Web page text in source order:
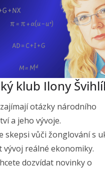
klub Ilony
otázky národního
a jeho vývoje.
skepsi vůči žonglování s
vývoj reálné ekonomiky.
dozvídat novinky o